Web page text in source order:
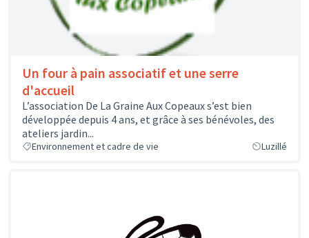
Un four à pain associatif et une serre
d'accueil
L’association De La Graine Aux Copeaux s’est bien
développée depuis 4 ans, et grâce à ses bénévoles, des
ateliers jardin...
Environnement et cadre de vie Luzillé